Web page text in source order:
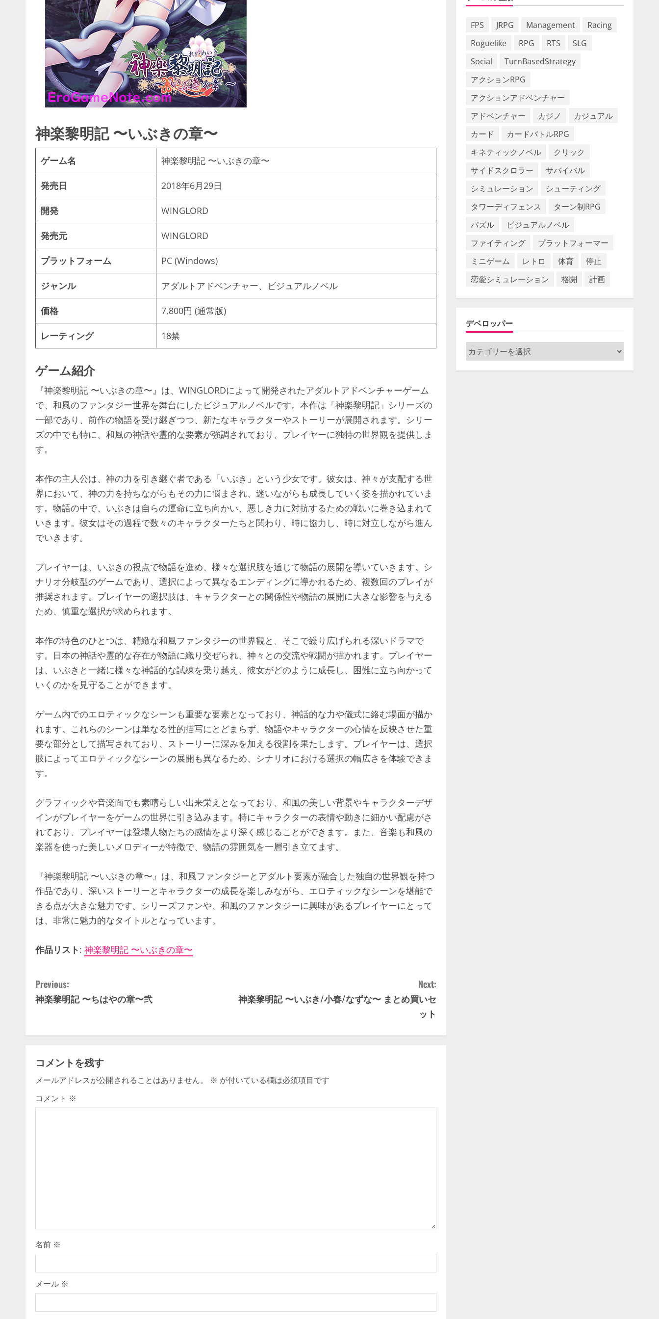
神楽黎明記 〜いぶきの章〜
ゲーム名 神楽黎明記 〜いぶきの章〜
発売日 2018年6月29日
開発 WINGLORD
発売元 WINGLORD
プラットフォーム PC (Windows)
ジャンル アダルトアドベンチャー、ビジュアルノベル
価格 7,800円 (通常版)
レーティング 18禁
ゲーム紹介
『神楽黎明記 〜いぶきの章〜』は、WINGLORDによって開発されたアダルトアドベンチャーゲーム
で、和風のファンタジー世界を舞台にしたビジュアルノベルです。本作は「神楽黎明記」シリーズの
一部であり、前作の物語を受け継ぎつつ、新たなキャラクターやストーリーが展開されます。シリー
ズの中でも特に、和風の神話や霊的な要素が強調されており、プレイヤーに独特の世界観を提供しま
す。
本作の主人公は、神の力を引き継ぐ者である「いぶき」という少女です。彼女は、神々が支配する世
界において、神の力を持ちながらもその力に悩まされ、迷いながらも成長していく姿を描かれていま
す。物語の中で、いぶきは自らの運命に立ち向かい、悪しき力に対抗するための戦いに巻き込まれて
いきます。彼女はその過程で数々のキャラクターたちと関わり、時に協力し、時に対立しながら進ん
でいきます。
プレイヤーは、いぶきの視点で物語を進め、様々な選択肢を通じて物語の展開を導いていきます。シ
ナリオ分岐型のゲームであり、選択によって異なるエンディングに導かれるため、複数回のプレイが
推奨されます。プレイヤーの選択肢は、キャラクターとの関係性や物語の展開に大きな影響を与える
ため、慎重な選択が求められます。
本作の特色のひとつは、精緻な和風ファンタジーの世界観と、そこで繰り広げられる深いドラマで
す。日本の神話や霊的な存在が物語に織り交ぜられ、神々との交流や戦闘が描かれます。プレイヤー
は、いぶきと一緒に様々な神話的な試練を乗り越え、彼女がどのように成長し、困難に立ち向かって
いくのかを見守ることができます。
ゲーム内でのエロティックなシーンも重要な要素となっており、神話的な力や儀式に絡む場面が描か
れます。これらのシーンは単なる性的描写にとどまらず、物語やキャラクターの心情を反映させた重
要な部分として描写されており、ストーリーに深みを加える役割を果たします。プレイヤーは、選択
肢によってエロティックなシーンの展開も異なるため、シナリオにおける選択の幅広さを体験できま
す。
グラフィックや音楽面でも素晴らしい出来栄えとなっており、和風の美しい背景やキャラクターデザ
インがプレイヤーをゲームの世界に引き込みます。特にキャラクターの表情や動きに細かい配慮がさ
れており、プレイヤーは登場人物たちの感情をより深く感じることができます。また、音楽も和風の
楽器を使った美しいメロディーが特徴で、物語の雰囲気を一層引き立てます。
『神楽黎明記 〜いぶきの章〜』は、和風ファンタジーとアダルト要素が融合した独自の世界観を持つ
作品であり、深いストーリーとキャラクターの成長を楽しみながら、エロティックなシーンを堪能で
きる点が大きな魅力です。シリーズファンや、和風のファンタジーに興味があるプレイヤーにとって
は、非常に魅力的なタイトルとなっています。
作品リスト: 神楽黎明記 〜いぶきの章〜
C
o
i
n
u
i
n
g
Previous:
神楽黎明記 〜ちはやの章〜弐
Next:
神楽黎明記 〜いぶき/小春/なずな〜 まとめ買いセ
ット
コメントを残す
メールアドレスが公開されることはありません。 ※ が付いている欄は必須項目です
コメント ※
名前 ※
メール ※
FPS JRPG Management
Racing
Roguelike
RPG RTS
SLG
Social
TurnBasedStrategy
アクションRPG
アクションアドベンチャー
アドベンチャー
カジノ
カジュアル
カード
カードバトルRPG
キネティックノベル
クリック
サイドスクロラー
サバイバル
シミュレーション
シューティング
タワーディフェンス
ターン制RPG
パズル
ビジュアルノベル
ファイティング
プラットフォーマー
ミニゲーム
レトロ 体育
停止
恋愛シミュレーション
格闘 計画
デベロッパー
デ
ベ